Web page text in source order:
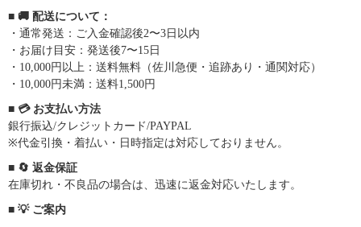
■ 🚚 配送について：
・通常発送：ご入金確認後2〜3日以内
・お届け目安：発送後7〜15日
・10,000円以上：送料無料（佐川急便・追跡あり・通関対応）
・10,000円未満：送料1,500円
■ 💳 お支払い方法
銀行振込/クレジットカード/PAYPAL
※代金引換・着払い・日時指定は対応しておりません。
■ 🔄 返金保証
在庫切れ・不良品の場合は、迅速に返金対応いたします。
■ 💡 ご案内